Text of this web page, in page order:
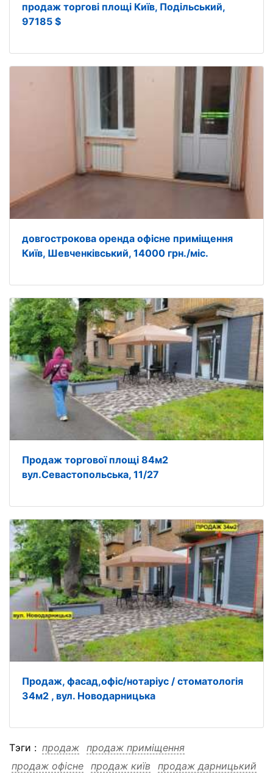
продаж торгові площі Київ, Подільський,
97185 $
довгострокова оренда офісне приміщення
Київ, Шевченківський, 14000 грн./міс.
Продаж торгової площі 84м2
вул.Севастопольська, 11/27
Продаж, фасад,офіс/нотаріус / стоматологія
34м2 , вул. Новодарницька
Тэги : продаж продаж приміщення
продаж офісне продаж київ продаж дарницький